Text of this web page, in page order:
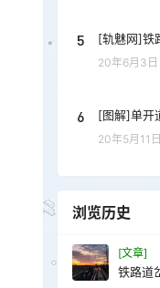
5 [轨魅网]铁
20年6月3日
6 [图解]单开
20年5月11日
浏览历史
[文章]
铁路道